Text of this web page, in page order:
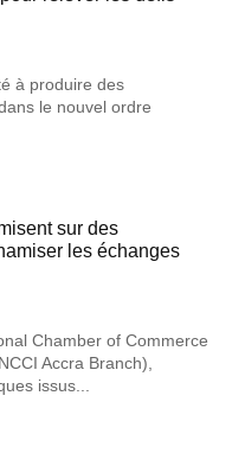
à produire des
le nouvel ordre
sur des
les échanges
Chamber of Commerce
Accra Branch),
issus...